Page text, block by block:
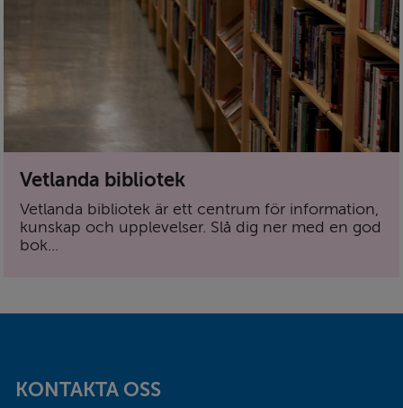
Vetlanda bibliotek
Vetlanda bibliotek är ett centrum för information,
kunskap och upplevelser. Slå dig ner med en god
bok...
KONTAKTA OSS